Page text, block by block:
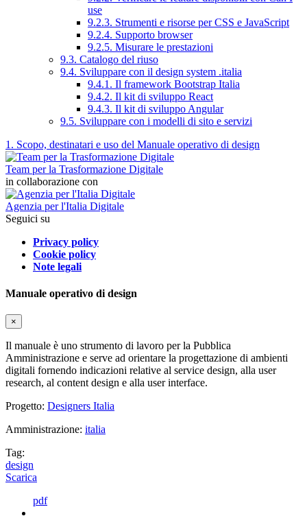
use
9.2.3. Strumenti e risorse per CSS e JavaScript
9.2.4. Supporto browser
9.2.5. Misurare le prestazioni
9.3. Catalogo del riuso
9.4. Sviluppare con il design system .italia
9.4.1. Il framework Bootstrap Italia
9.4.2. Il kit di sviluppo React
9.4.3. Il kit di sviluppo Angular
9.5. Sviluppare con i modelli di sito e servizi
1. Scopo, destinatari e uso del Manuale operativo di design
Team per la Trasformazione Digitale
in collaborazione con
Agenzia per l'Italia Digitale
Seguici su
Privacy policy
Cookie policy
Note legali
Manuale operativo di design
×
Il manuale è uno strumento di lavoro per la Pubblica
Amministrazione e serve ad orientare la progettazione di ambienti
digitali fornendo indicazioni relative al service design, alla user
research, al content design e alla user interface.
Progetto: Designers Italia
Amministrazione: italia
Tag:
design
Scarica
pdf